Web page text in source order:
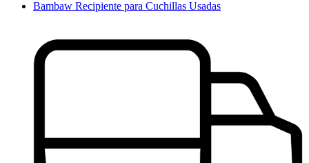
Bambaw Recipiente para Cuchillas Usadas